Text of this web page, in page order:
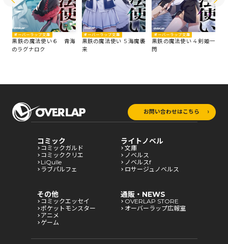
オーバーラップ文庫
黒鉄の魔法使い６ 青海
のラグナロク
オーバーラップ文庫
黒鉄の魔法使い 5 海魔襲
来
オーバーラップ文庫
黒鉄の魔法使い 4 剣姫一
閃
お問い合わせはこちら
コミック
コミックガルド
コミッククリエ
LiQulle
ラブパルフェ
ライトノベル
文庫
ノベルス
ノベルスf
ロサージュノベルス
その他
コミックエッセイ
ポケットモンスター
アニメ
ゲーム
通販・NEWS
OVERLAP STORE
オーバーラップ広報室